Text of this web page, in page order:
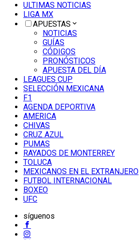
ULTIMAS NOTICIAS
LIGA MX
APUESTAS
NOTICIAS
GUÍAS
CÓDIGOS
PRONÓSTICOS
APUESTA DEL DÍA
LEAGUES CUP
SELECCIÓN MEXICANA
F1
AGENDA DEPORTIVA
AMERICA
CHIVAS
CRUZ AZUL
PUMAS
RAYADOS DE MONTERREY
TOLUCA
MEXICANOS EN EL EXTRANJERO
FUTBOL INTERNACIONAL
BOXEO
UFC
síguenos